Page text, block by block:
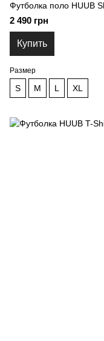
Футболка поло HUUB
2 490 грн
Купить
Размер
S M L XL